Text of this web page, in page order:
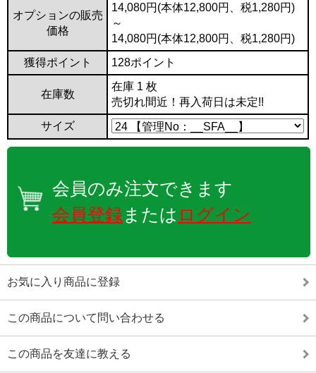
オプションの販売
価格
14,080円(本体12,800円、税1,280円)
～
14,080円(本体12,800円、税1,280円)
獲得ポイント
128ポイント
在庫数
在庫 1 枚
売切れ間近！再入荷日は未定!!
サイズ
会員のみ注文できます
会員登録または ログイン
お気に入り商品に登録
この商品について問い合わせる
この商品を友達に教える